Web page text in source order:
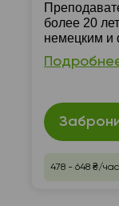
более 20
немецким и
478 - 648 ₴/час